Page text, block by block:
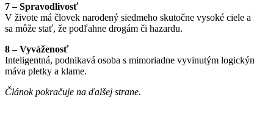
7 – Spravodlivosť
V živote má človek narodený siedmeho skutočne vysoké
sa môže stať, že podľahne drogám či hazardu.
8 – Vyváženosť
Inteligentná, podnikavá osoba s mimoriadne vyvinutým
máva pletky a klame.
Článok pokračuje na ďalšej strane.